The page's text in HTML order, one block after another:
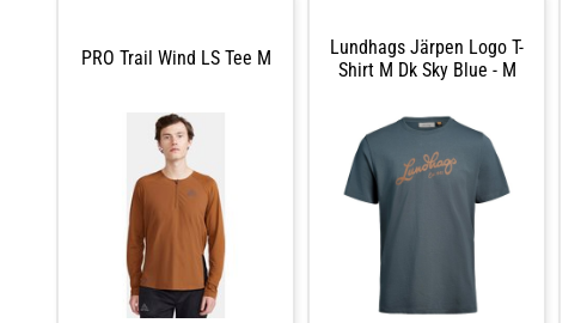
245 g
PRO Trail Wind LS Tee M
Lundhags Järpen Logo T-
Shirt M Dk Sky Blue - M